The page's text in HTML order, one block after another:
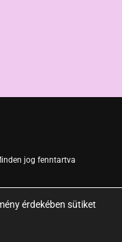
jog fenntartva
érdekében sütiket